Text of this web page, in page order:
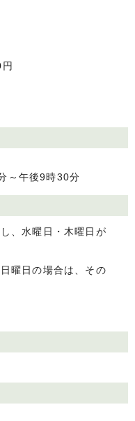
～午後9時30分
、水曜日・木曜日が
曜日の場合は、その